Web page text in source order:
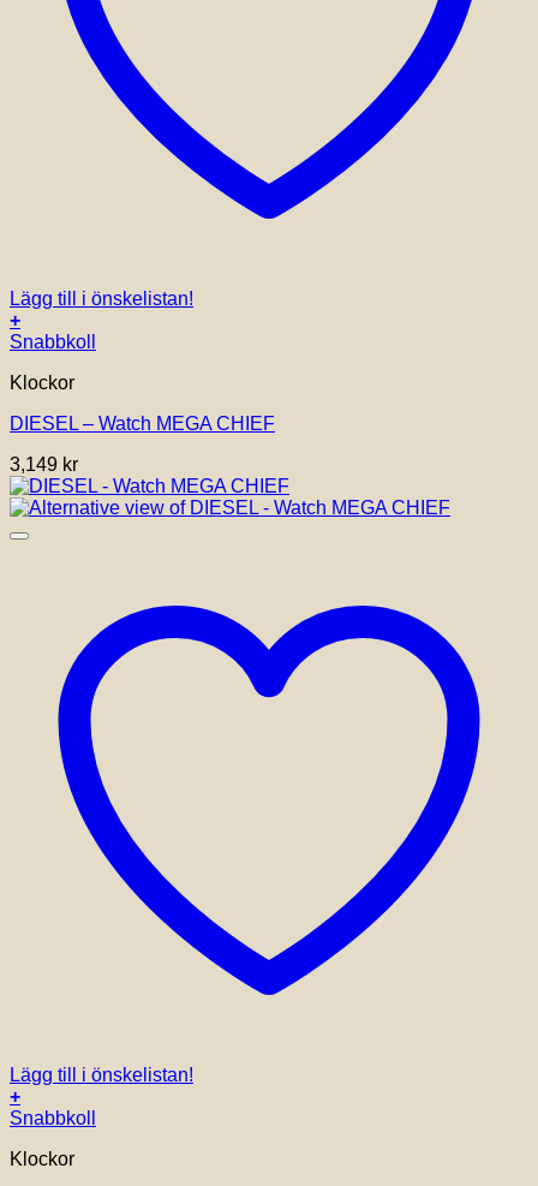
Lägg till i önskelistan!
+
Snabbkoll
Klockor
DIESEL – Watch MEGA CHIEF
3,149 kr
Lägg till i önskelistan!
+
Snabbkoll
Klockor